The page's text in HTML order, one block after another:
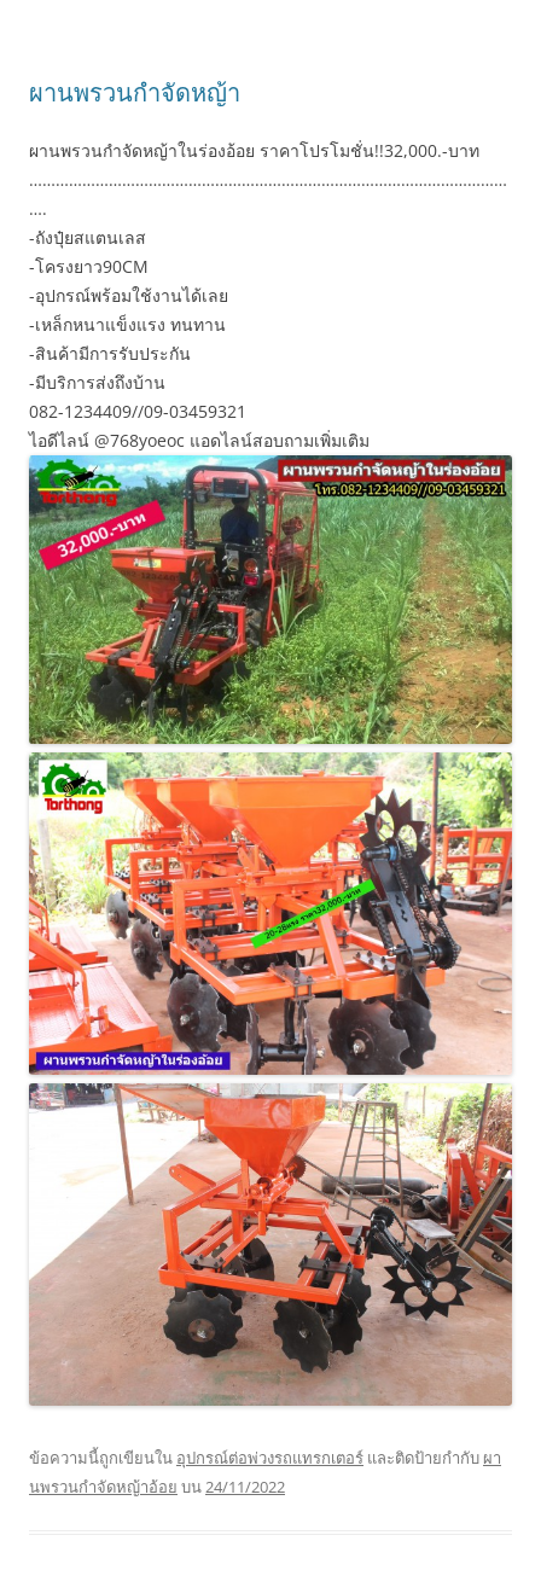
ผานพรวนกำจัดหญ้า
ผานพรวนกำจัดหญ้าในร่องอ้อย ราคาโปรโมชั่น!!32,000.-บาท
………………………………………………………………………………………………
….
-ถังปุ๋ยสแตนเลส
-โครงยาว90CM
-อุปกรณ์พร้อมใช้งานได้เลย
-เหล็กหนาแข็งแรง ทนทาน
-สินค้ามีการรับประกัน
-มีบริการส่งถึงบ้าน
082-1234409//09-03459321
ไอดีไลน์ @768yoeoc แอดไลน์สอบถามเพิ่มเติม
ข้อความนี้ถูกเขียนใน อุปกรณ์ต่อพ่วงรถแทรกเตอร์ และติดป้ายกำกับ ผา
นพรวนกำจัดหญ้าอ้อย บน24/11/2022